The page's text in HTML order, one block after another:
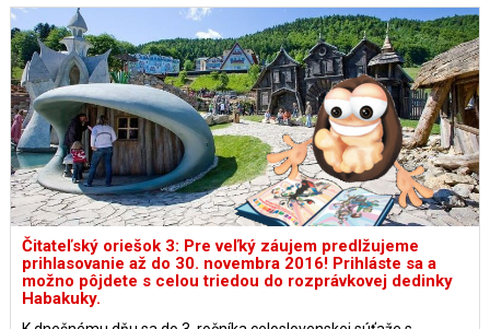
Čitateľský oriešok 3: Pre veľký záujem predlžujeme
prihlasovanie až do 30. novembra 2016! Prihláste sa a
možno pôjdete s celou triedou do rozprávkovej dedinky
Habakuky.